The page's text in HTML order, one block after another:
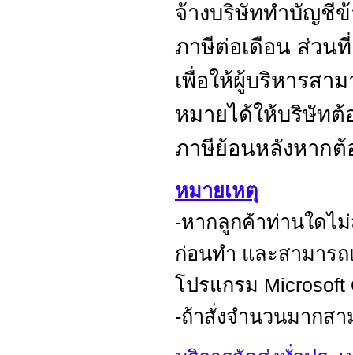
จ้างบริษัททำบัญชีข้
ภาษีต่อเดือน ส่วน
เพื่อให้ผู้บริหารสา
หมายได้ให้บริษัทต้
ภาษีย้อนหลังหากต้
หมายเหตุ
-หากลูกค้าท่านใดไ
ก่อนทำ และสามาร
โปรแกรม Microsoft
-ถ้าสั่งจำนวนมากส